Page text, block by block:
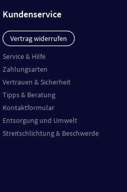
Kundenservice
Vertrag widerrufen
Service & Hilfe
Zahlungsarten
Vertrauen & Sicherheit
Tipps & Beratung
Kontaktformular
Entsorgung und Umwelt
Streitschlichtung & Beschwerde